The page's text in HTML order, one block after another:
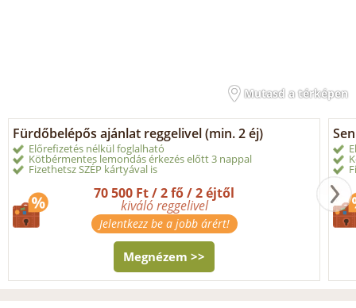
Mutasd a térképen
Fürdőbelépős ajánlat reggelivel (min. 2 éj)
Előrefizetés nélkül foglalható
Kötbérmentes lemondás érkezés előtt 3 nappal
Fizethetsz SZÉP kártyával is
70 500 Ft / 2 fő / 2 éjtől
kiváló reggelivel
Jelentkezz be a jobb árért!
Megnézem >>